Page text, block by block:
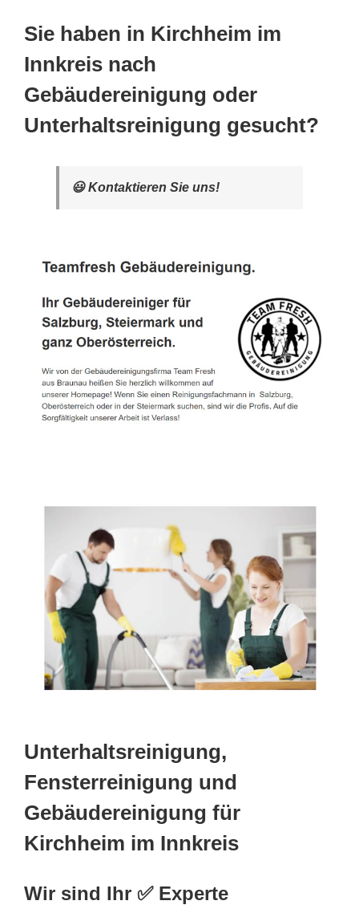
Sie haben in Kirchheim im
Innkreis nach
Gebäudereinigung oder
Unterhaltsreinigung gesucht?
😃 Kontaktieren Sie uns!
Unterhaltsreinigung,
Fensterreinigung und
Gebäudereinigung für
Kirchheim im Innkreis
Wir sind Ihr ✅ Experte